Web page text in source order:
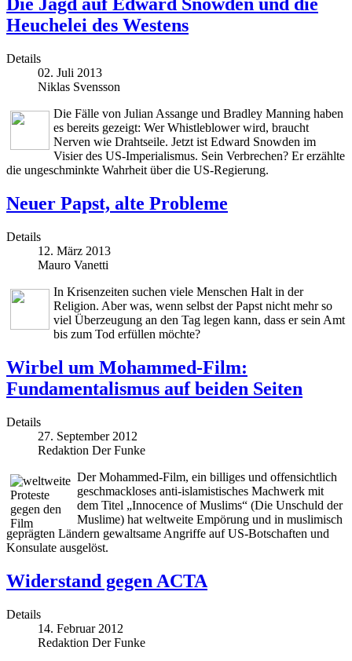
Die Jagd auf Edward Snowden und die
Heuchelei des Westens
Details
02. Juli 2013
Niklas Svensson
Die Fälle von Julian Assange und Bradley Manning haben
es bereits gezeigt: Wer Whistleblower wird, braucht
Nerven wie Drahtseile. Jetzt ist Edward Snowden im
Visier des US-Imperialismus. Sein Verbrechen? Er erzählte
die ungeschminkte Wahrheit über die US-Regierung.
Neuer Papst, alte Probleme
Details
12. März 2013
Mauro Vanetti
In Krisenzeiten suchen viele Menschen Halt in der
Religion. Aber was, wenn selbst der Papst nicht mehr so
viel Überzeugung an den Tag legen kann, dass er sein Amt
bis zum Tod erfüllen möchte?
Wirbel um Mohammed-Film:
Fundamentalismus auf beiden Seiten
Details
27. September 2012
Redaktion Der Funke
Der Mohammed-Film, ein billiges und offensichtlich
geschmackloses anti-islamistisches Machwerk mit
dem Titel „Innocence of Muslims“ (Die Unschuld der
Muslime) hat weltweite Empörung und in muslimisch
geprägten Ländern gewaltsame Angriffe auf US-Botschaften und
Konsulate ausgelöst.
Widerstand gegen ACTA
Details
14. Februar 2012
Redaktion Der Funke